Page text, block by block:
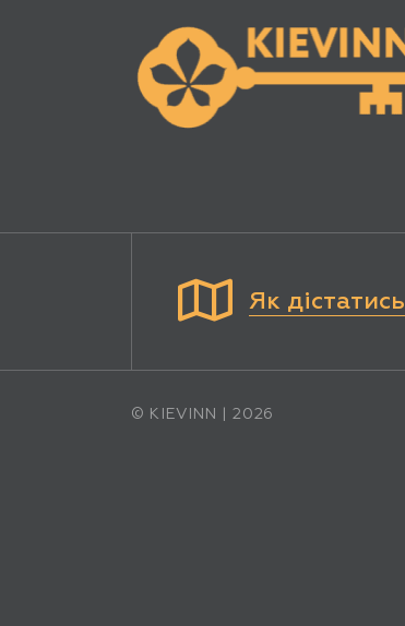
Як дістатись
© KIEVINN | 2026